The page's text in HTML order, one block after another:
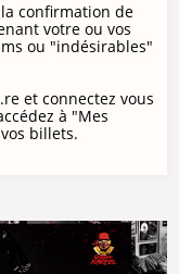
confirmation de
votre ou vos
ou "indésirables"
et connectez vous
à "Mes
billets.